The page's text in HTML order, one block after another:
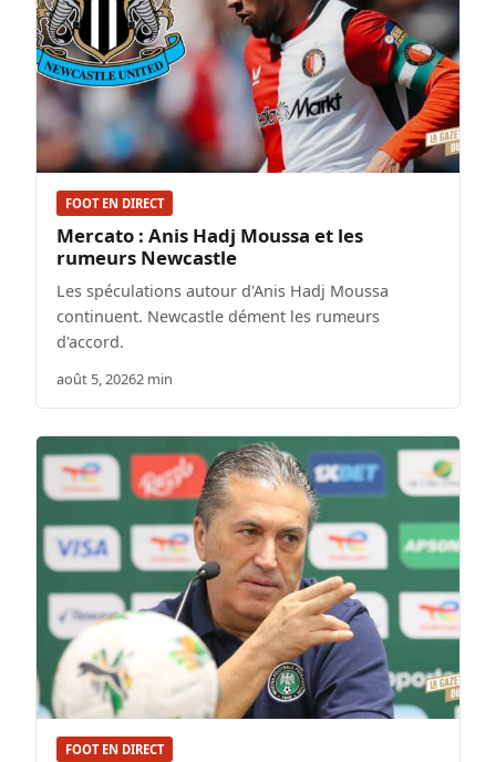
FOOT EN DIRECT
Mercato : Anis Hadj Moussa et les
rumeurs Newcastle
Les spéculations autour d'Anis Hadj Moussa
continuent. Newcastle dément les rumeurs
d'accord.
août 5, 20262 min
FOOT EN DIRECT